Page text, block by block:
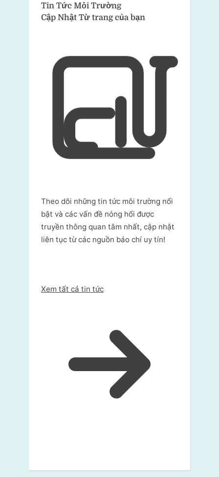
Tin Tức Môi Trường
Cập Nhật Từ trang của bạn
Theo dõi những tin tức môi trường nổi
bật và các vấn đề nóng hổi được
truyền thông quan tâm nhất, cập nhật
liên tục từ các nguồn báo chí uy tín!
Xem tất cả tin tức